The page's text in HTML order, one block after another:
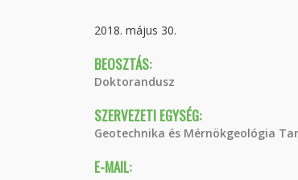
2018. május 30.
BEOSZTÁS:
Doktorandusz
SZERVEZETI EGYSÉG:
Geotechnika és Mérnökgeológia
E-MAIL: